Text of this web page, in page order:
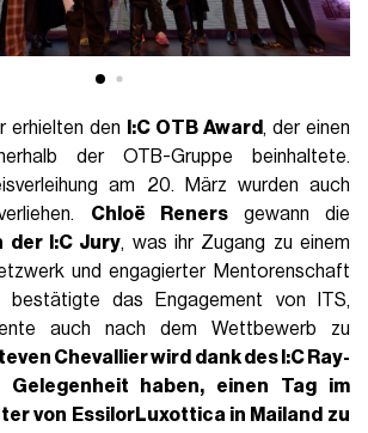
erhielten den I:C OTB Award, der einen
der OTB-Gruppe beinhaltete.
am 20. März wurden auch
Chloë Renersgewann die
der I:C Jury, was ihr Zugang zu einem
und engagierter Mentorenschaft
bestätigte das Engagement von ITS,
auch nach dem Wettbewerb zu
Chevallier wird dank des I:C Ray-
Gelegenheit haben, einen Tag im
von EssilorLuxotticain Mailand zu